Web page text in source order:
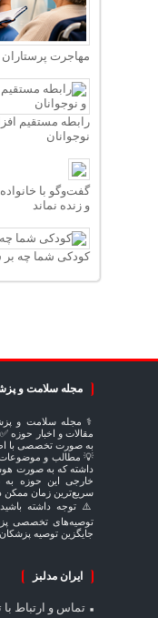
مهاجرت پرستاران
رابطه مستقیم
نوجوانان
گفت‌وگو با
و زنده نماند
کودکی شما چه بر
مجله سلامت و
⚕️ مجله سلامت و
مقالات و اخبار حوزه
به صورت تخصصی با
💡 مطالب و موضوعات
داشته که به صورت
خارجی این حوزه به
سریع‌ترین زمان ممکن
⚠️ توجه داشته
توصیه‌های تخصصی
جایگزین توصیه پزشکان
ایران مدلبز
تماس و ارتباط با